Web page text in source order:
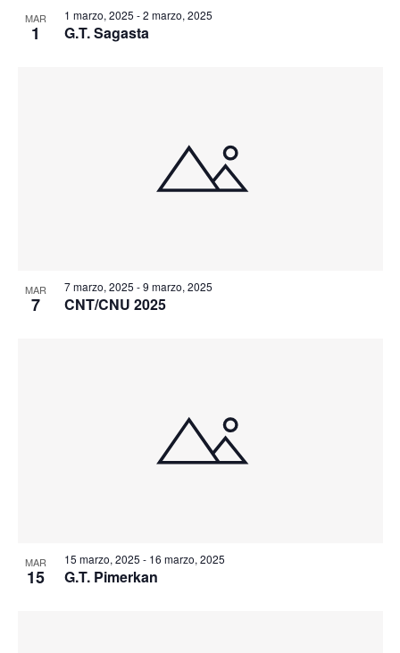
MAR
1
1 marzo, 2025 -2 marzo, 2025
G.T. Sagasta
MAR
7
7 marzo, 2025 -9 marzo, 2025
CNT/CNU 2025
MAR
15
15 marzo, 2025 - 16 marzo, 2025
G.T. Pimerkan